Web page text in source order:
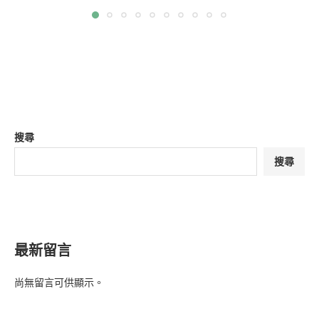
搜尋
搜尋
最新留言
尚無留言可供顯示。